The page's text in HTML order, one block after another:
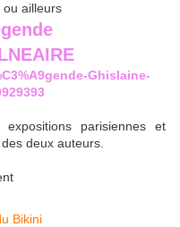
ailleurs
Ghislaine-
parisiennes et
deux auteurs.